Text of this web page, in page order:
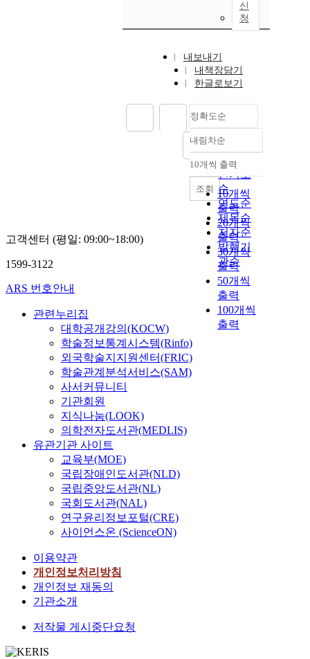
신
청
내보내기
내책장담기
한글로보기
정확도순
정확도
순
인기도
순
연도순
제목순
저자순
발행기
관순
내림차순
내림차순
10개씩 출력
10개씩
출력
20개씩
출력
30개씩
출력
50개씩
출력
100개씩
출력
조회
고객센터 (평일: 09:00~18:00)
1599-3122
ARS 번호안내
관련누리집
대학공개강의(KOCW)
학술정보통계시스템(Rinfo)
외국학술지지원센터(FRIC)
학술관계분석서비스(SAM)
사서커뮤니티
기관회원
지식나눔(LOOK)
의학전자도서관(MEDLIS)
유관기관 사이트
교육부(MOE)
국립장애인도서관(NLD)
국립중앙도서관(NL)
국회도서관(NAL)
연구윤리정보포털(CRE)
사이언스온 (ScienceON)
이용약관
개인정보처리방침
개인정보 재동의
기관소개
저작물 게시중단요청